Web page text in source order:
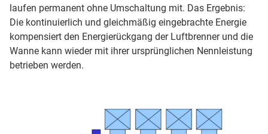
laufen permanent ohne Umschaltung mit. Das Ergebnis:
Die kontinuierlich und gleichmäßig eingebrachte Energie
kompensiert den Energierückgang der Luftbrenner und die
Wanne kann wieder mit ihrer ursprünglichen Nennleistung
betrieben werden.